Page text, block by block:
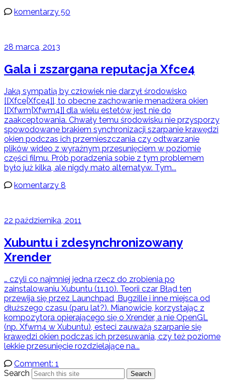
komentarzy 50
28 marca, 2013
Gala i zszargana reputacja Xfce4
Jaką sympatią by człowiek nie darzył środowisko
[[Xfce|Xfce4]], to obecne zachowanie menadżera okien
[[Xfwm|Xfwm4]] dla wielu estetów jest nie do
zaakceptowania. Chwały temu środowisku nie przysporzy
spowodowane brakiem synchronizacji szarpanie krawędzi
okien podczas ich przemieszczania czy odtwarzanie
plików wideo z wyraźnym przesunięciem w poziomie
części filmu. Prób poradzenia sobie z tym problemem
było już kilka, ale nigdy mało alternatyw. Tym...
komentarzy 8
22 października, 2011
Xubuntu i zdesynchronizowany
Xrender
… czyli co najmniej jedna rzecz do zrobienia po
zainstalowaniu Xubuntu (11.10). Teorii czar Błąd ten
przewija się przez Launchpad, Bugzille i inne miejsca od
dłuższego czasu (paru lat?). Mianowicie, korzystając z
kompozytora opierającego się o Xrender, a nie OpenGL
(np. Xfwm4 w Xubuntu), esteci zauważą szarpanie się
krawędzi okien podczas ich przesuwania, czy też poziome
lekkie przesunięcie rozdzielające na...
Comment: 1
Search
Search